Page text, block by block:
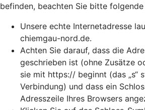
befinden, beachten Sie bitte folgende
Unsere echte Internetadresse
chiemgau-nord.de.
Achten Sie darauf, dass die
geschrieben ist (ohne Zusätze
sie mit https:// beginnt (das „s“
Verbindung) und dass ein
Adresszeile Ihres Browsers